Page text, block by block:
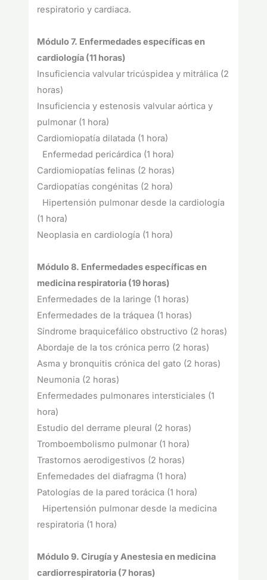
respiratorio y cardiaca.
Módulo 7. Enfermedades específicas en
cardiología (11 horas)
Insuficiencia valvular tricúspidea y mitrálica (2
horas)
Insuficiencia y estenosis valvular aórtica y
pulmonar (1 hora)
Cardiomiopatía dilatada (1 hora)
Enfermedad pericárdica (1 hora)
Cardiomiopatías felinas (2 horas)
Cardiopatías congénitas (2 hora)
Hipertensión pulmonar desde la cardiología
(1 hora)
Neoplasia en cardiología (1 hora)
Módulo 8. Enfermedades específicas en
medicina respiratoria (19 horas)
Enfermedades de la laringe (1 horas)
Enfermedades de la tráquea (1 horas)
Síndrome braquicefálico obstructivo (2 horas)
Abordaje de la tos crónica perro (2 horas)
Asma y bronquitis crónica del gato (2 horas)
Neumonia (2 horas)
Enfermedades pulmonares intersticiales (1
hora)
Estudio del derrame pleural (2 horas)
Tromboembolismo pulmonar (1 hora)
Trastornos aerodigestivos (2 horas)
Enfemedades del diafragma (1 hora)
Patologías de la pared torácica (1 hora)
Hipertensión pulmonar desde la medicina
respiratoria (1 hora)
Módulo 9. Cirugía y Anestesia en medicina
cardiorrespiratoria (7 horas)